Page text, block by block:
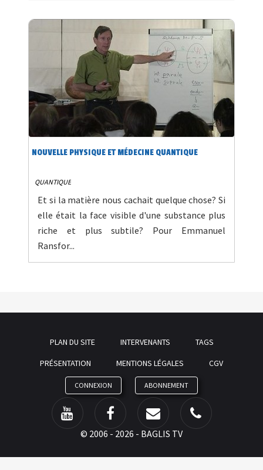
NOUVELLE PHYSIQUE ET MÉDECINE QUANTIQUE
QUANTIQUE
Et si la matière nous cachait quelque chose? Si
elle était la face visible d'une substance plus
riche et plus subtile? Pour Emmanuel
Ransfor...
PLAN DU SITE INTERVENANTS
TAGS
PRÉSENTATION
MENTIONS LÉGALES CGV
CONNEXION ABONNEMENT
© 2006 - 2026 - BAGLIS TV